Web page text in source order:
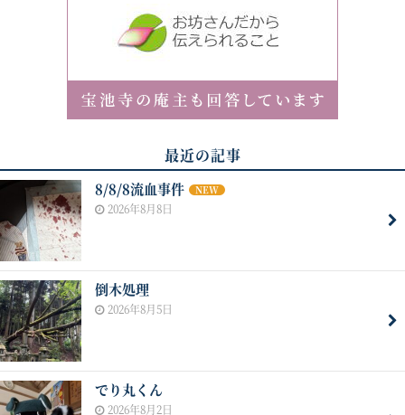
最近の記事
8/8/8流血事件 NEW
2026年8月8日
倒木処理
2026年8月5日
でり丸くん
2026年8月2日